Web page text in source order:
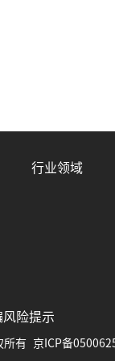
行业领域
险提示
所有 京ICP备